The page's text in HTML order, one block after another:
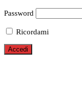
Password
Ricordami